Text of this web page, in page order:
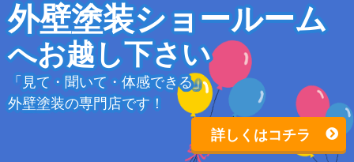
外壁塗装ショールーム
へお越し下さい
「見て・聞いて・体感できる」
外壁塗装の専門店です！
詳しくはコチラ